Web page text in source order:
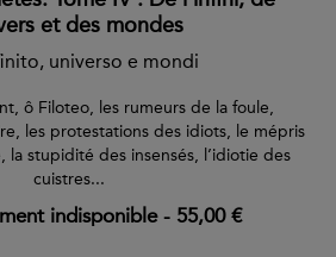
et des mondes
universo e mondi
ô Filoteo, les rumeurs de la foule,
les protestations des idiots, le mépris
la stupidité des insensés, l’idiotie des
cuistres...
indisponible- 55,00 €